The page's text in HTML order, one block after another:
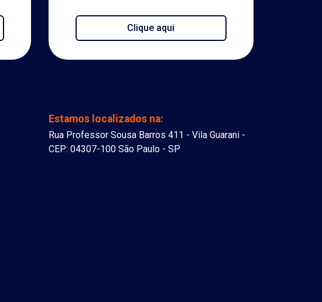
Clique aqui
Estamos localizados na:
Rua Professor Sousa Barros 411 - Vila Guarani -
CEP: 04307-100 São Paulo - SP